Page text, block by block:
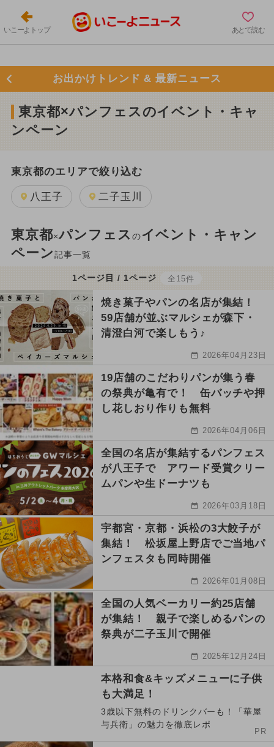
いこーよトップ あとで読む
お出かけトレンド & 最新ニュース
東京都×パンフェスのイベント・キャ
ンペーン
東京都のエリアで絞り込む
八王子 二子玉川
東京都×パンフェス のイベント・キャン
ペーン記事一覧
1ページ目 / 1ページ 全15件
焼き菓子やパンの名店が集結！
59店舗が並ぶマルシェが森下・
清澄白河で楽しもう♪
2026年04月23日
19店舗のこだわりパンが集う春
の祭典が亀有で！ 缶バッチや押
し花しおり作りも無料
2026年04月06日
全国の名店が集結するパンフェス
が八王子で アワード受賞クリー
ムパンや生ドーナツも
2026年03月18日
宇都宮・京都・浜松の3大餃子が
集結！ 松坂屋上野店でご当地パ
ンフェスタも同時開催
2026年01月08日
全国の人気ベーカリー約25店舗
が集結！ 親子で楽しめるパンの
祭典が二子玉川で開催
2025年12月24日
本格和食&キッズメニューに子供
も大満足！
3歳以下無料のドリンクバーも！「華屋
与兵衛」の魅力を徹底レポ
PR